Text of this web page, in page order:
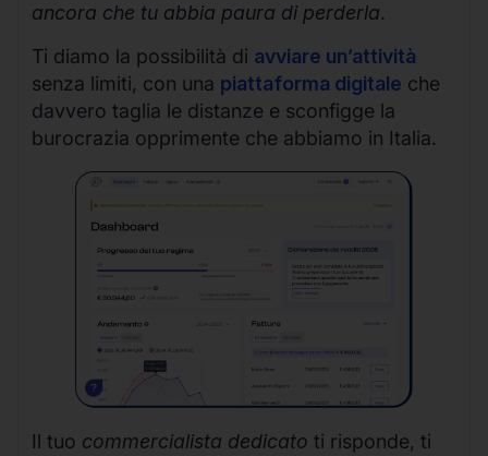
ancora che tu abbia paura di perderla.
Ti diamo la possibilità di avviare un’attività
senza limiti, con una piattaforma digitale che
davvero taglia le distanze e sconfigge la
burocrazia opprimente che abbiamo in Italia.
Il tuo commercialista dedicato ti risponde, ti